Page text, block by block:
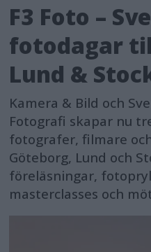
F3 Foto –
fotodagar
Lund &
Kamera & Bild och
Fotografi skapar nu
fotografer, filmare
Göteborg, Lund och
föreläsningar,
masterclasses och